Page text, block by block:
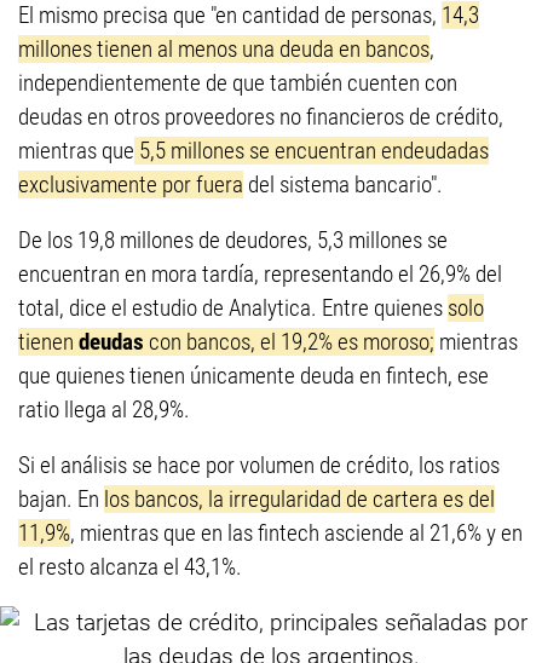
El mismo precisa que "en cantidad de personas, 14,3
millones tienen al menos una deuda en bancos,
independientemente de que también cuenten con
deudas en otros proveedores no financieros de crédito,
mientras que 5,5 millones se encuentran endeudadas
exclusivamente por fuera del sistema bancario".
De los 19,8 millones de deudores, 5,3 millones se
encuentran en mora tardía, representando el 26,9% del
total, dice el estudio de Analytica. Entre quienes solo
tienen deudas con bancos, el 19,2% es moroso; mientras
que quienes tienen únicamente deuda en fintech, ese
ratio llega al 28,9%.
Si el análisis se hace por volumen de crédito, los ratios
bajan. En los bancos, la irregularidad de cartera es del
11,9%, mientras que en las fintech asciende al 21,6% y en
el resto alcanza el 43,1%.